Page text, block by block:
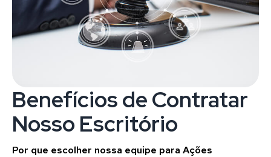
Benefícios de Contratar
Nosso Escritório
Por que escolher nossa equipe para Ações